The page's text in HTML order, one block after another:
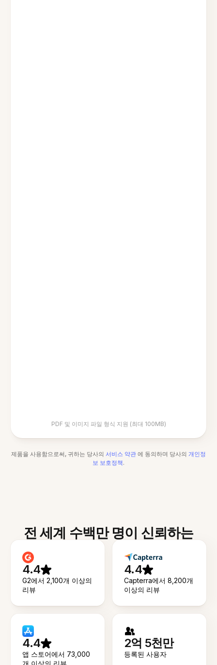
PDF 및 이미지 파일 형식 지원 (최대 100MB)
제품을 사용함으로써, 귀하는 당사의 서비스 약관 에 동의하며 당사의 개인정
보 보호정책.
전 세계 수백만 명이 신뢰하는
4.4
G2에서 2,100개 이상의
리뷰
4.4
Capterra에서 8,200개
이상의 리뷰
4.4
앱 스토어에서 73,000
개 이상의 리뷰
2억 5천만
등록된 사용자